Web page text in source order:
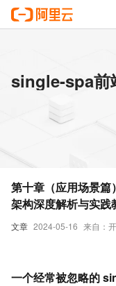
single-spa前
文章 2024-05-16 来自：
第十章（应用场景
架构深度解析与实践
一个经常被忽略的